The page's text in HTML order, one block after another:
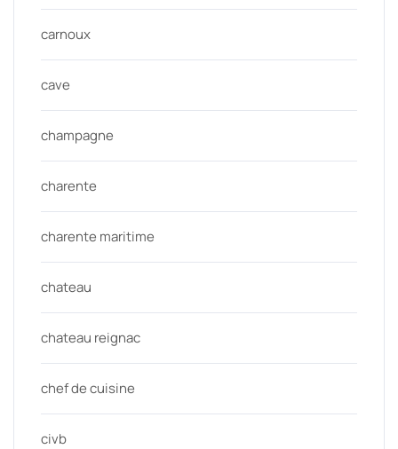
carnoux
cave
champagne
charente
charente maritime
chateau
chateau reignac
chef de cuisine
civb